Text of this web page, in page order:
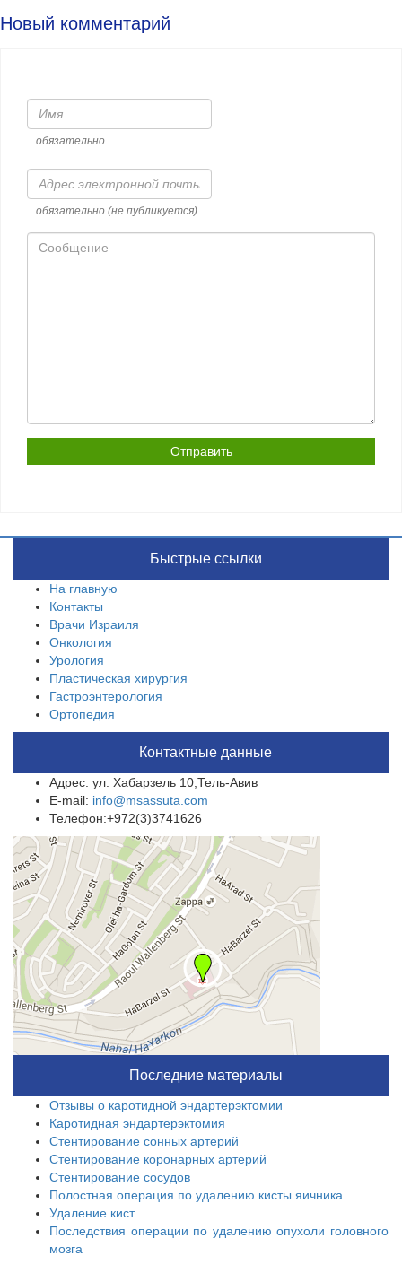
Новый комментарий
Имя
обязательно
Адрес
электронной
почты
обязательно (не публикуется)
Сообщение
Быстрые ссылки
На главную
Контакты
Врачи Израиля
Онкология
Урология
Пластическая хирургия
Гастроэнтерология
Ортопедия
Контактные данные
Адрес: ул. Хабарзель 10,Тель-Авив
E-mail: info@msassuta.com
Телефон:+972(3)3741626
Последние материалы
Отзывы о каротидной эндартерэктомии
Каротидная эндартерэктомия
Стентирование сонных артерий
Стентирование коронарных артерий
Стентирование сосудов
Полостная операция по удалению кисты яичника
Удаление кист
Последствия операции по удалению опухоли головного
мозга